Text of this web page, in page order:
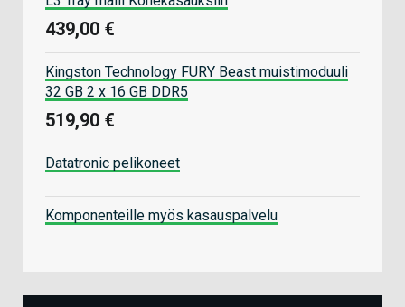
439,00 €
Kingston Technology FURY Beast muistimoduuli
32 GB 2 x 16 GB DDR5
519,90 €
Datatronic pelikoneet
Komponenteille myös kasauspalvelu